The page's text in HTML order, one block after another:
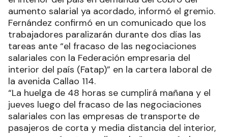
aumento salarial ya acordado, informó el gremio.
Fernández confirmó en un comunicado que los
trabajadores paralizarán durante dos días las
tareas ante “el fracaso de las negociaciones
salariales con la Federación empresaria del
interior del país (Fatap)” en la cartera laboral de
la avenida Callao 114.
“La huelga de 48 horas se cumplirá mañana y el
jueves luego del fracaso de las negociaciones
salariales con las empresas de transporte de
pasajeros de corta y media distancia del interior,